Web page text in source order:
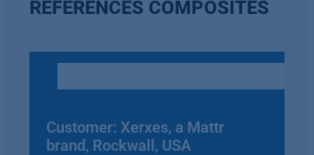
REFERENCES COMPOSITES
Customer: Xerxes, a Mattr
brand, Rockwall, USA